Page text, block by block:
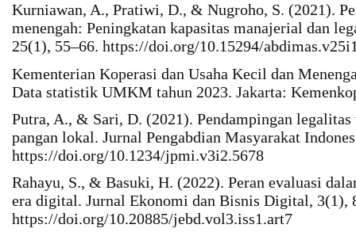
Kurniawan, A., Pratiwi, D., & Nugroho, S. (2021).
menengah: Peningkatan kapasitas manajerial dan
25(1), 55–66. https://doi.org/10.15294/
Kementerian Koperasi dan Usaha Kecil dan
Data statistik UMKM tahun 2023. Jakarta:
Putra, A., & Sari, D. (2021). Pendampingan
pangan lokal. Jurnal Pengabdian Masyarakat
https://doi.org/10.1234/jpmi.v3i2.5678
Rahayu, S., & Basuki, H. (2022). Peran evaluasi
era digital. Jurnal Ekonomi dan Bisnis Digital, 3(1),
https://doi.org/10.20885/jebd.vol3.iss1.art7